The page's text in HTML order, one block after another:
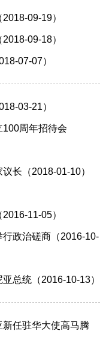
09-19）
09-18）
07-07）
03-21）
周年招待会
长（2018-01-10）
11-05）
政治磋商（2016-10-
总统（2016-10-13）
任驻华大使高马腾